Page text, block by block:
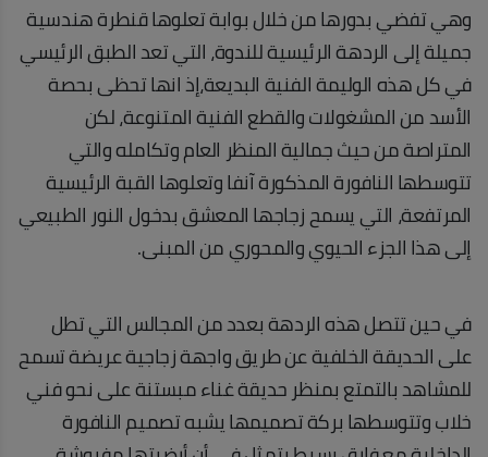
وهي تفضي بدورها من خلال بوابة تعلوها قنطرة هندسية
جميلة إلى الردهة الرئيسية للندوة، التي تعد الطبق الرئيسي
في كل هذه الوليمة الفنية البديعة،إذ انها تحظى بحصة
الأسد من المشغولات والقطع الفنية المتنوعة، لكن
المتراصة من حيث جمالية المنظر العام وتكامله والتي
تتوسطها النافورة المذكورة آنفا وتعلوها القبة الرئيسية
المرتفعة، التي يسمح زجاجها المعشق بدخول النور الطبيعي
إلى هذا الجزء الحيوي والمحوري من المبنى.
في حين تتصل هذه الردهة بعدد من المجالس التي تطل
على الحديقة الخلفية عن طريق واجهة زجاجية عريضة تسمح
للمشاهد بالتمتع بمنظر حديقة غناء مبستنة على نحو فني
خلاب وتتوسطها بركة تصميمها يشبه تصميم النافورة